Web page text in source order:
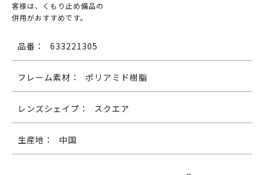
客様は、くもり止め備品の
併用がおすすめです。
品番： 633221305
フレーム素材： ポリアミド樹脂
レンズシェイプ： スクエア
生産地： 中国